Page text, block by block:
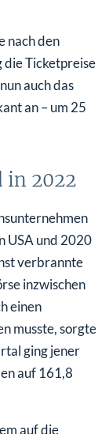
nach den
Ticketpreise
auch das
an – um 25
in 2022
USA und 2020
verbrannte
inzwischen
einen
musste, sorgte
ging jener
auf 161,8
auf die